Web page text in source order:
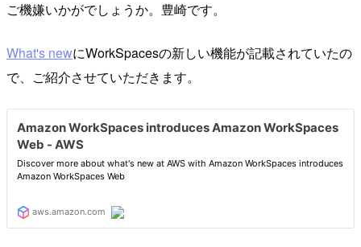
ご機嫌いかがでしょうか。豊崎です。
What's newにWorkSpacesの新しい機能が記載されていたの
で、ご紹介させていただきます。